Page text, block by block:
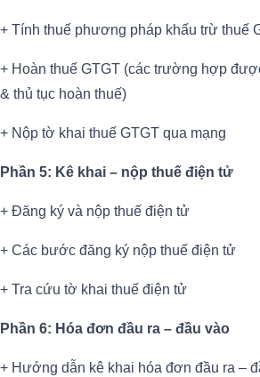
+ Tính thuế phương pháp khấu trừ thuế
+ Hoàn thuế GTGT (các trường hợp
& thủ tục hoàn thuế)
+ Nộp tờ khai thuế GTGT qua mạng
Phần 5: Kê khai – nộp thuế điện tử
+ Đăng ký và nộp thuế điện tử
+ Các bước đăng ký nộp thuế điện tử
+ Tra cứu tờ khai thuế điện tử
Phần 6: Hóa đơn đầu ra – đầu vào
+ Hướng dẫn kê khai hóa đơn đầu ra –